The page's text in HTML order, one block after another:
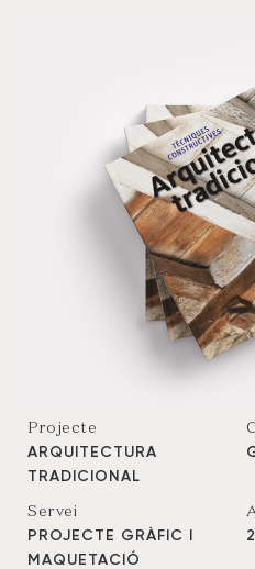
Projecte
ARQUITECTURA
TRADICIONAL
Servei
PROJECTE GRÀFIC I
MAQUETACIÓ